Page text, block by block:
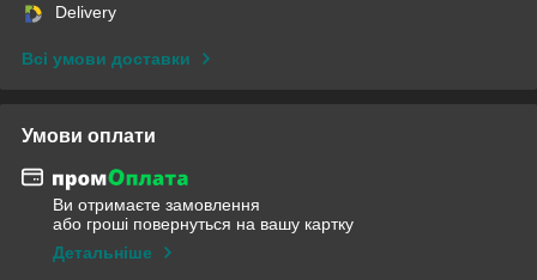
Delivery
Всі умови доставки
Умови оплати
Ви отримаєте замовлення
або гроші повернуться на вашу картку
Детальніше